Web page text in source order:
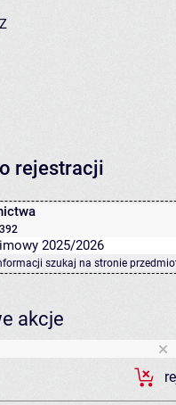
rejestracji
2025/2026
szukaj na stronie
akcje